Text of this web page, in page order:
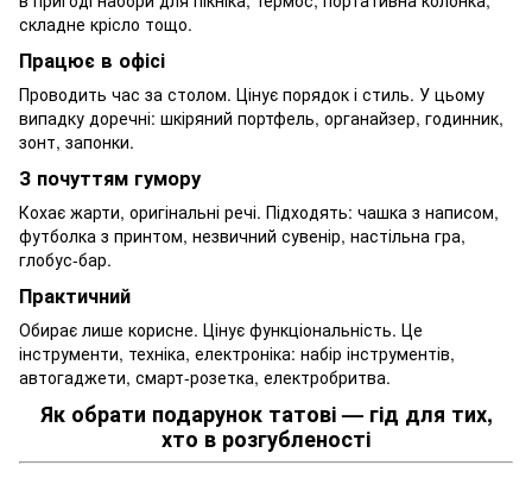
складне крісло тощо.
Працює в офісі
Проводить час за столом. Цінує порядок і стиль. У цьому
випадку доречні: шкіряний портфель, органайзер, годинник,
зонт, запонки.
З почуттям гумору
Кохає жарти, оригінальні речі. Підходять: чашка з написом,
футболка з принтом, незвичний сувенір, настільна гра,
глобус-бар.
Практичний
Обирає лише корисне. Цінує функціональність. Це
інструменти, техніка, електроніка: набір інструментів,
автогаджети, смарт-розетка, електробритва.
Як обрати подарунок татові — гід для тих,
хто в розгубленості